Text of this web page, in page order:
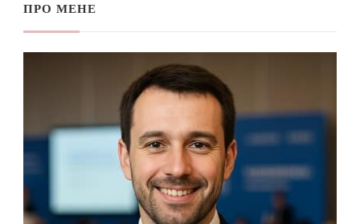
ПРО МЕНЕ